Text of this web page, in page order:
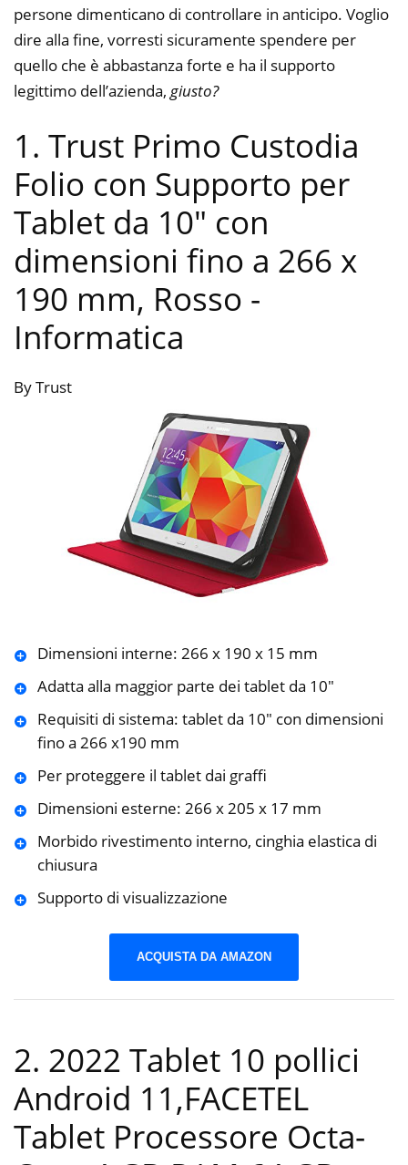
persone dimenticano di controllare in anticipo. Voglio
dire alla fine, vorresti sicuramente spendere per
quello che è abbastanza forte e ha il supporto
legittimo dell’azienda, giusto?
1. Trust Primo Custodia
Folio con Supporto per
Tablet da 10″ con
dimensioni fino a 266 x
190 mm, Rosso -
Informatica
By Trust
Dimensioni interne: 266 x 190 x 15 mm
Adatta alla maggior parte dei tablet da 10″
Requisiti di sistema: tablet da 10″ con dimensioni
fino a 266 x190 mm
Per proteggere il tablet dai graffi
Dimensioni esterne: 266 x 205 x 17 mm
Morbido rivestimento interno, cinghia elastica di
chiusura
Supporto di visualizzazione
ACQUISTA DA AMAZON
2. 2022 Tablet 10 pollici
Android 11,FACETEL
Tablet Processore Octa-